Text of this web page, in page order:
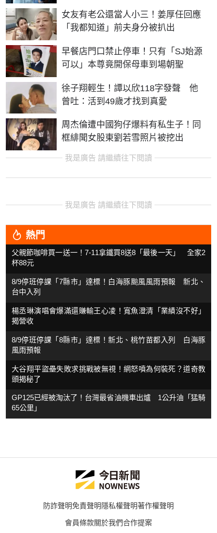
女友有老公還當人小三！姜厚任回應
「我都知道」前夫身分被扒出
早餐店門口禁止停車！只有「SJ始源
可以」本尊竟開保母車到場朝聖
徐子翔輕生！譚以欣118字發聲 他
曾吐：活到49歲才找到真愛
周杰倫遭中國狗仔爆料有私生子！同
框緋聞女股東劉若雪照片被挖出
我是廣告 請繼續往下閱讀
我是廣告 請繼續往下閱讀
熱門
父親節咖啡買一送一！7-11拿鐵買8送8「最後一天」 全家2
杯88元
8/9停班停課「7縣市」達標！白海豚颱風風雨預報 新北、
台中入列
楊丞琳演唱會爆滿還賺輸王心凌！寬魚澄清「業績沒不好」
揭營收
8/9停班停課「8縣市」達標！新北、桃竹苗都入列 白海豚
風雨預報
大谷翔平盜壘失敗求挑戰被無視！網怒噴為何裝死？道奇教
頭揭秘了
GP125已經被淘汰了！台灣最省油機車出爐 1公升油「猛騎
65公里」
防詐聲明免責聲明隱私權聲明著作權聲明
會員條款關於我們合作提案